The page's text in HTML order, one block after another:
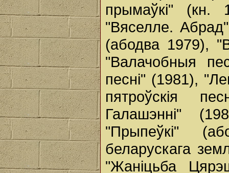
прымаўкі"
"Вяселле.
(абодва 1979),
"Валачобныя
песні" (1981),
пятроўскія
Галашэнні"
"Прыпеўкі"
беларускага
"Жаніцьба